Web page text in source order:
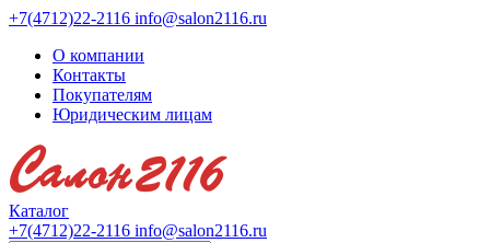
+7(4712)22-2116 info@salon2116.ru
О компании
Контакты
Покупателям
Юридическим лицам
Каталог
+7(4712)22-2116 info@salon2116.ru